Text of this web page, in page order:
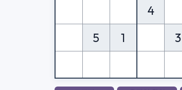
4
5
1 3